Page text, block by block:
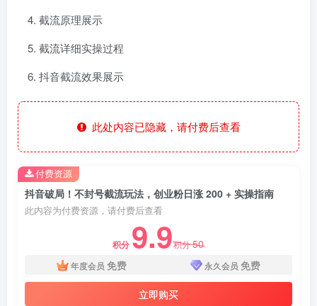
截流原理展示
截流详细实操过程
抖音截流效果展示
此处内容已隐藏，请付费后查看
抖音破局！不封号截流玩法，创业粉日涨 200 + 实操指南
此内容为付费资源，请付费后查看
积分 9.9积分50
年度会员 免费 永久会员 免费
立即购买
付费资源